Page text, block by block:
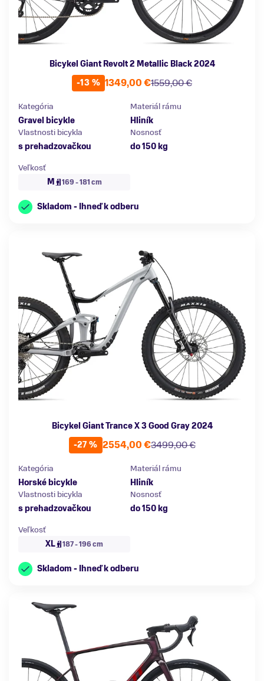
Bicykel Giant Revolt 2 Metallic Black 2024
-13 %
1559,00 €
1349,00 €
Kategória
Gravel bicykle
Materiál rámu
Hliník
Vlastnosti bicykla
s prehadzovačkou
Nosnosť
do 150 kg
Veľkosť
M
169 - 181 cm
Skladom - Ihneď k odberu
Bicykel Giant Trance X 3 Good Gray 2024
-27 %
3499,00 €
2554,00 €
Kategória
Horské bicykle
Materiál rámu
Hliník
Vlastnosti bicykla
s prehadzovačkou
Nosnosť
do 150 kg
Veľkosť
XL
187 - 196 cm
Skladom - Ihneď k odberu